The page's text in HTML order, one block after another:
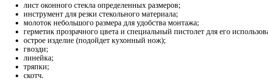
лист оконного стекла определенных размеров;
инструмент для резки стекольного материала;
молоток небольшого размера для удобства монтажа;
герметик прозрачного цвета и специальный пистолет для его
острое изделие (подойдет кухонный нож);
гвозди;
линейка;
тряпки;
скотч.